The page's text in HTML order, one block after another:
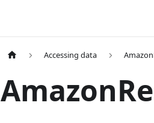
Accessing data